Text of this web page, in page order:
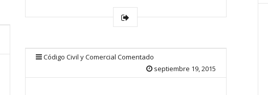
Código Civil y Comercial Comentado
septiembre 19, 2015